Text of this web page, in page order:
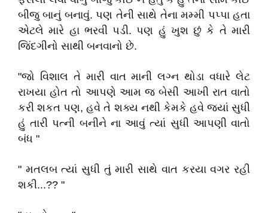
બીજુ બાનું બનાવું. પણ તેની સાથે તેના મમ્મી પપ્પા હતા
એટલે મારે હા ભરવી પડી. પણ હું ખુશ છું કે તે મારી
જિંદગીનો સાથી બનવાનો છે.
"જો વિશાલ તે મારી વાત માની લગ્ન થોડા વધારે લેટ
રાખયા હોત તો આપણે આમ જ બેસી આખી રાત વાતો
કરી શકત પણ, હવે તે શક્ય નથી કેમકે હવે જયાં સુધી
હું તારી પત્ની બનીને ના આવું ત્યાં સુધી આપણી વાતો
બંધ "
" મતલબ ત્યાં સુધી તું મારી સાથે વાત કરયા વગર રહી
શકી...?? "